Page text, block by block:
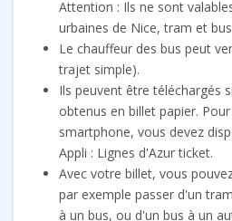
Attention : Ils ne sont
urbaines de Nice, tram et
Le chauffeur des bus peut
trajet simple).
Ils peuvent être téléchargés
obtenus en billet papier.
smartphone, vous devez
Appli : Lignes d'Azur ticket.
Avec votre billet, vous
par exemple passer d'un
à un bus, ou d'un bus à un